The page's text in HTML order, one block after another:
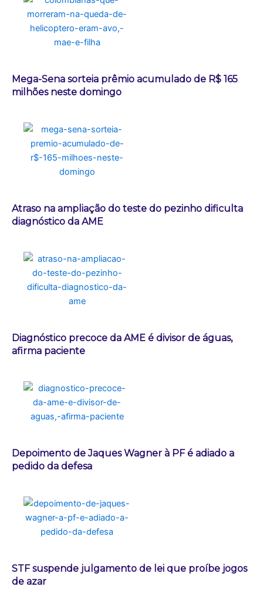
Mega-Sena sorteia prêmio acumulado de R$ 165
milhões neste domingo
Atraso na ampliação do teste do pezinho dificulta
diagnóstico da AME
Diagnóstico precoce da AME é divisor de águas,
afirma paciente
Depoimento de Jaques Wagner à PF é adiado a
pedido da defesa
STF suspende julgamento de lei que proíbe jogos
de azar